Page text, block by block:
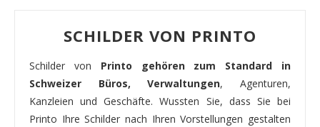
SCHILDER VON PRINTO
Schilder von Printo gehören zum Standard in
Schweizer Büros, Verwaltungen, Agenturen,
Kanzleien und Geschäfte. Wussten Sie, dass Sie bei
Printo Ihre Schilder nach Ihren Vorstellungen gestalten